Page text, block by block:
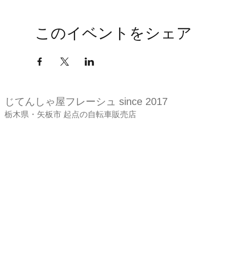
このイベントをシェア
じてんしゃ屋フレーシュ since 2017
​栃木県・矢板市 起点の自転車販売店